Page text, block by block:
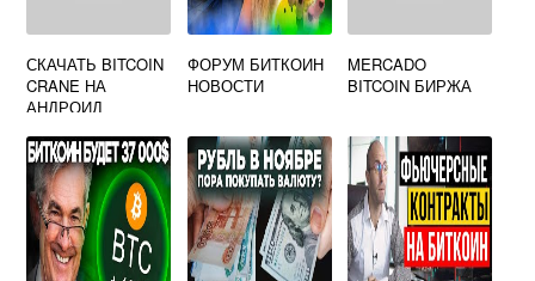
СКАЧАТЬ BITCOIN
CRANE НА
АНДРОИД
ФОРУМ БИТКОИН
НОВОСТИ
MERCADO
BITCOIN БИРЖА